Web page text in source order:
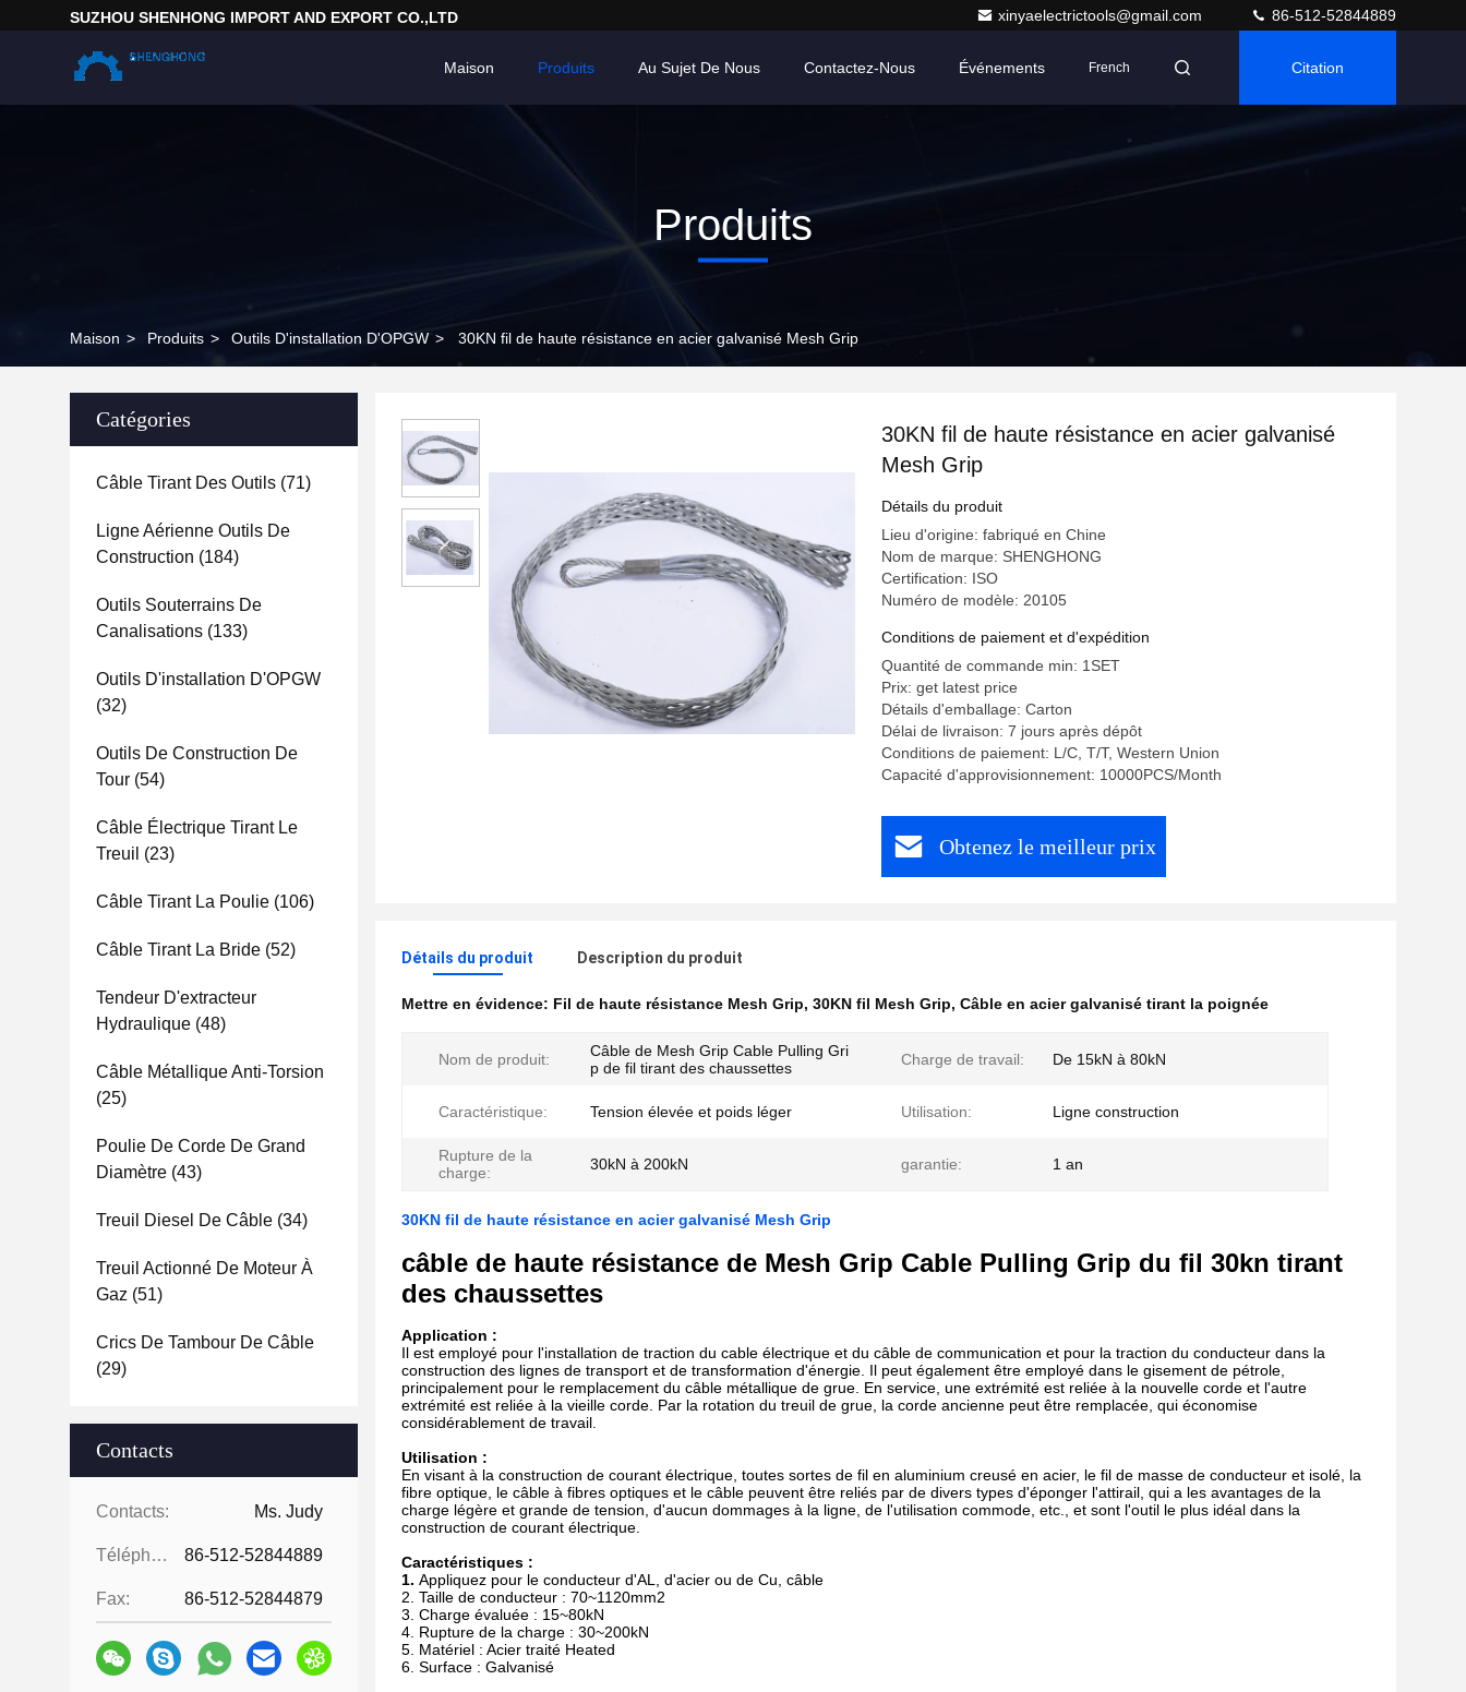
SUZHOU SHENHONG IMPORT AND EXPORT CO.,LTD xinyaelectrictools@gmail.com 86-512-52844889
Maison Produits Au Sujet De Nous Contactez-Nous Événements French Citation
Produits
Maison > Produits > Outils D'installation D'OPGW > 30KN fil de haute résistance en acier galvanisé Mesh Grip
Catégories
Câble Tirant Des Outils (71)
Ligne Aérienne Outils De
Construction (184)
Outils Souterrains De
Canalisations (133)
Outils D'installation D'OPGW
(32)
Outils De Construction De
Tour (54)
Câble Électrique Tirant Le
Treuil (23)
Câble Tirant La Poulie (106)
Câble Tirant La Bride (52)
Tendeur D'extracteur
Hydraulique (48)
Câble Métallique Anti-Torsion
(25)
Poulie De Corde De Grand
Diamètre (43)
Treuil Diesel De Câble (34)
Treuil Actionné De Moteur À
Gaz (51)
Crics De Tambour De Câble
(29)
Contacts
Contacts: Ms. Judy
Téléphone: 86-512-52844889
Fax: 86-512-52844879
30KN fil de haute résistance en acier galvanisé
Mesh Grip
Détails du produit
Lieu d'origine: fabriqué en Chine
Nom de marque: SHENGHONG
Certification: ISO
Numéro de modèle: 20105
Conditions de paiement et d'expédition
Quantité de commande min: 1SET
Prix: get latest price
Détails d'emballage: Carton
Délai de livraison: 7 jours après dépôt
Conditions de paiement: L/C, T/T, Western Union
Capacité d'approvisionnement: 10000PCS/Month
Obtenez le meilleur prix
Détails du produit Description du produit
Mettre en évidence: Fil de haute résistance Mesh Grip, 30KN fil Mesh Grip, Câble en acier galvanisé tirant la poignée
Nom de produit:
Câble de Mesh Grip Cable Pulling Gri
p de fil tirant des chaussettes
Charge de travail: De 15kN à 80kN
Caractéristique: Tension élevée et poids léger Utilisation: Ligne construction
Rupture de la
charge:
30kN à 200kN garantie: 1 an
30KN fil de haute résistance en acier galvanisé Mesh Grip
câble de haute résistance de Mesh Grip Cable Pulling Grip du fil 30kn tirant
des chaussettes
Application :
Il est employé pour l'installation de traction du cable électrique et du câble de communication et pour la traction du conducteur dans la
construction des lignes de transport et de transformation d'énergie. Il peut également être employé dans le gisement de pétrole,
principalement pour le remplacement du câble métallique de grue. En service, une extrémité est reliée à la nouvelle corde et l'autre
extrémité est reliée à la vieille corde. Par la rotation du treuil de grue, la corde ancienne peut être remplacée, qui économise
considérablement de travail.
Utilisation :
En visant à la construction de courant électrique, toutes sortes de fil en aluminium creusé en acier, le fil de masse de conducteur et isolé, la
fibre optique, le câble à fibres optiques et le câble peuvent être reliés par de divers types d'éponger l'attirail, qui a les avantages de la
charge légère et grande de tension, d'aucun dommages à la ligne, de l'utilisation commode, etc., et sont l'outil le plus idéal dans la
construction de courant électrique.
Caractéristiques :
1. Appliquez pour le conducteur d'AL, d'acier ou de Cu, câble
2. Taille de conducteur : 70~1120mm2
3. Charge évaluée : 15~80kN
4. Rupture de la charge : 30~200kN
5. Matériel : Acier traité Heated
6. Surface : Galvanisé